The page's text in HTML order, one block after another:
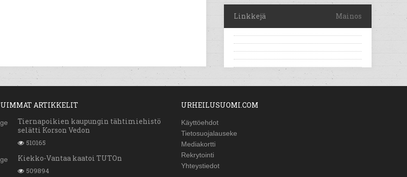
Linkkejä Mainos
ARTIKKELIT
Tiernapoikien kaupungin tähtimiehistö
selätti Korson Vedon
510165
Kiekko-Vantaa kaatoi TUTOn
509894
URHEILUSUOMI.COM
Käyttöehdot
Tietosuojalauseke
Mediakortti
Rekrytointi
Yhteystiedot